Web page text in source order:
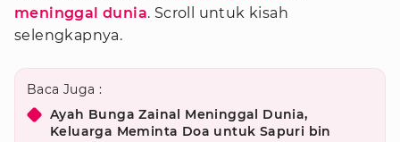
meninggal dunia. Scroll untuk kisah
selengkapnya.
Baca Juga :
Ayah Bunga Zainal Meninggal Dunia,
Keluarga Meminta Doa untuk Sapuri bin